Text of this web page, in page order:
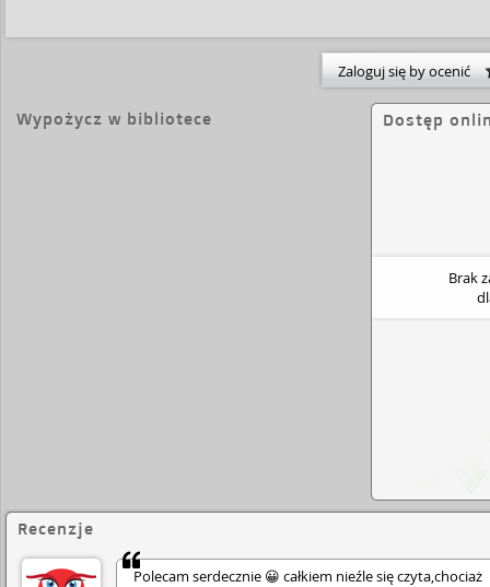
wywodziły się z biednych, czy bogatych rodzin,
trudniej niż mężczyźni. Dotyczyło to także
których moralność była na świeczniku.
wszystkim bycia ozdobami mężczyzn. Kobiety nie
zarazem romantyczna, pociągająca i
społeczno- obyczajowe dodaje powieści magii i
Zaloguj się by ocenić
Wypożycz w bibliotece Dostęp
Brak
Recenzje
Polecam serdecznie 😀 całkiem nieźle się czyta,chociaż